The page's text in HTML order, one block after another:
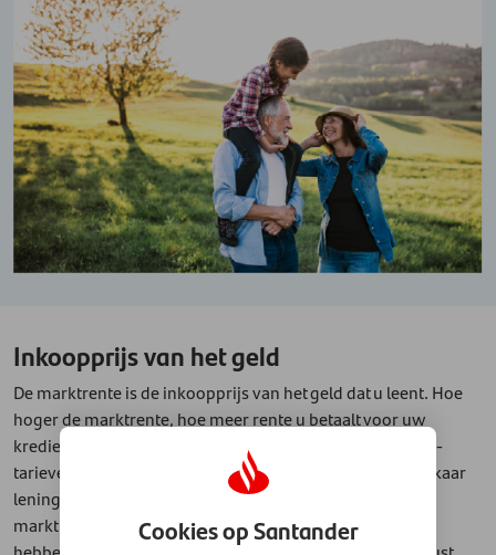
Inkoopprijs van het geld
De marktrente is de inkoopprijs van het geld dat u leent. Hoe
hoger de marktrente, hoe meer rente u betaalt voor uw
krediet. Leidend in de marktrente zijn meestal de Euribor-
tarieven. Dit zijn tarieven waartegen Europese banken elkaar
leningen verstrekken. Dit kan dagelijks anders zijn. De
marktrente stijgt als de Euribor-tarieven stijgen. Daarop
Cookies op Santander